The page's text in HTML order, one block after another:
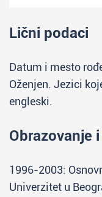
Lični podaci
Datum i mesto
Oženjen. Jezici
engleski.
Obrazovanje
1996-2003:
Univerzitet u